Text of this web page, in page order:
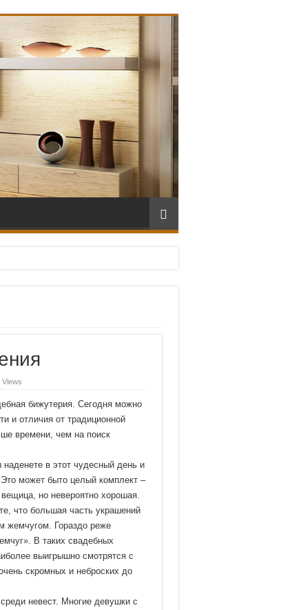
Views
бижутерия. Сегодня можно
и отличия от традиционной
времени, чем на поиск
в этот чудесный день и
Это может быто целый комплект –
но невероятно хорошая.
что большая часть украшений
жемчугом. Гораздо реже
В таких свадебных
выигрышно смотрятся с
скромных и неброских до
невест. Многие девушки с